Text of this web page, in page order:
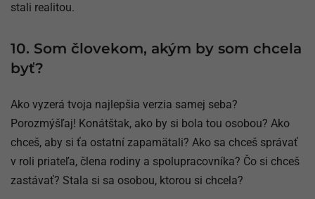
stali realitou.
10. Som človekom, akým by som chcela
byť?
Ako vyzerá tvoja najlepšia verzia samej seba?
Porozmýšľaj! Konátštak, ako by si bola tou osobou? Ako
chceš, aby si ťa ostatní zapamätali? Ako sa chceš správať
v roli priateľa, člena rodiny a spolupracovníka? Čo si chceš
zastávať? Stala si sa osobou, ktorou si chcela?